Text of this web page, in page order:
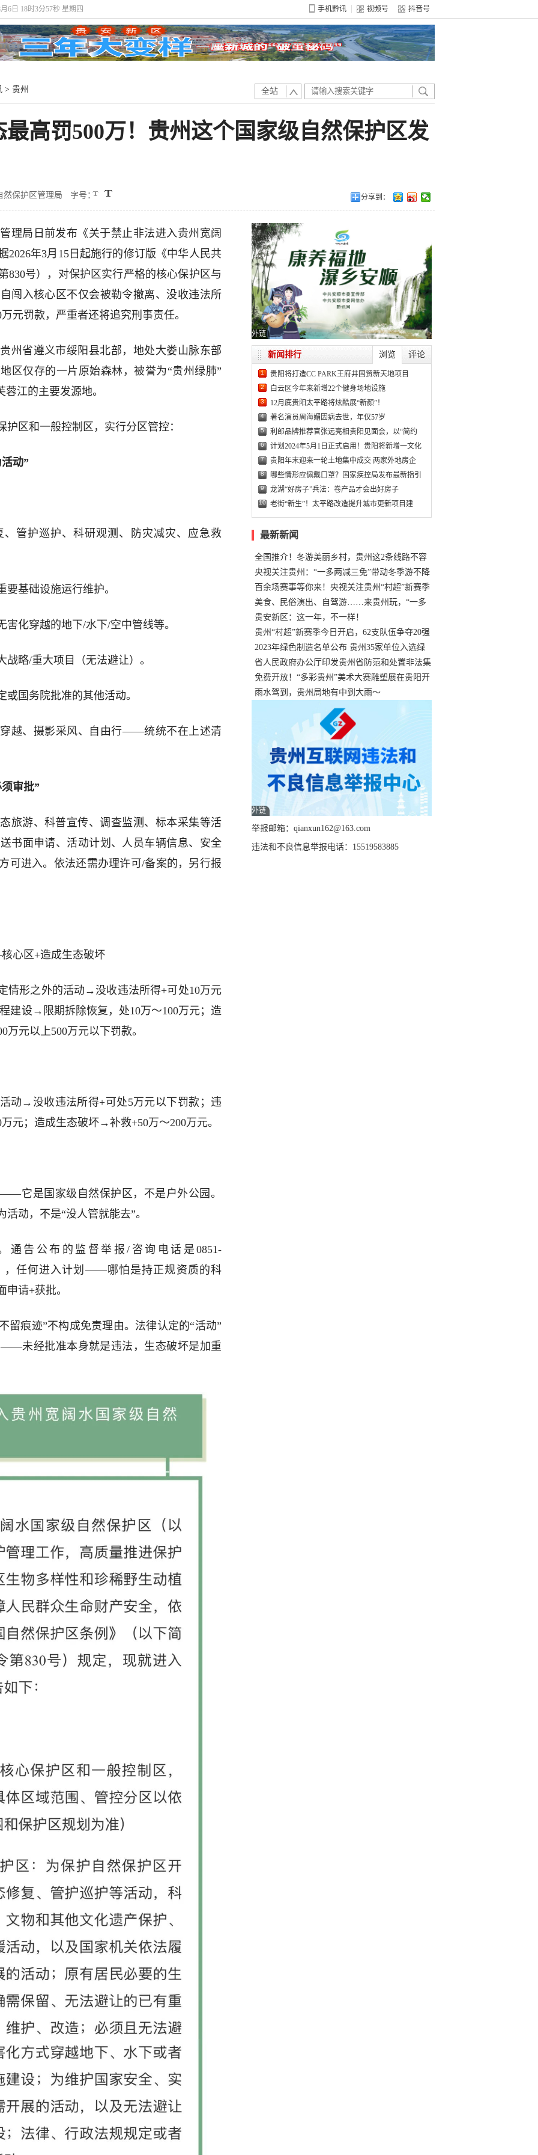
6日 18时3分58秒 星期四 手机黔讯 视频号 抖音号
> 贵州 全站
高罚500万！贵州这个国家级自然保护区发
然保护区管理局 字号： 分享到：
理局日前发布《关于禁止非法进入贵州宽阔
2026年3月15日起施行的修订版《中华人民共
830号），对保护区实行严格的核心保护区与
闯入核心区不仅会被勒令撤离、没收违法所
元罚款，严重者还将追究刑事责任。
州省遵义市绥阳县北部，地处大娄山脉东部
区仅存的一片原始森林，被誉为“贵州绿肺”
江的主要发源地。
区和一般控制区，实行分区管控：
动”
管护巡护、科研观测、防灾减灾、应急救
基础设施运行维护。
化穿越的地下/水下/空中管线等。
略/重大项目（无法避让）。
国务院批准的其他活动。
越、摄影采风、自由行——统统不在上述清
审批”
旅游、科普宣传、调查监测、标本采集等活
书面申请、活动计划、人员车辆信息、安全
可进入。依法还需办理许可/备案的，另行报
心区+造成生态破坏
情形之外的活动→没收违法所得+可处10万元
建设→限期拆除恢复，处10万～100万元；造
元以上500万元以下罚款。
动→没收违法所得+可处5万元以下罚款；违
元；造成生态破坏→补救+50万～200万元。
它是国家级自然保护区，不是户外公园。
动，不是“没人管就能去”。
通告公布的监督举报/咨询电话是0851-
，任何进入计划——哪怕是持正规资质的科
请+获批。
留痕迹”不构成免责理由。法律认定的“活动”
未经批准本身就是违法，生态破坏是加重
外链
浏览 评论
新闻排行
1 贵阳将打造CC PARK王府井国贸新天地项目
2 白云区今年来新增22个健身场地设施
3 12月底贵阳太平路将炫酷展“新颜”！
4 著名演员周海媚因病去世，年仅57岁
5 利郎品牌推荐官张远亮相贵阳见面会，以“简约
6 计划2024年5月1日正式启用！贵阳将新增一文化
7 贵阳年末迎来一轮土地集中成交 两家外地房企
8 哪些情形应佩戴口罩？国家疾控局发布最新指引
9 龙湖“好房子”兵法：卷产品才会出好房子
10 老街“新生”！太平路改造提升城市更新项目建
最新新闻
全国推介！冬游美丽乡村，贵州这2条线路不容
错过
央视关注贵州：“一多两减三免”带动冬季游不降
温
百余场赛事等你来！央视关注贵州“村超”新赛季
正式“打响”
美食、民俗演出、自驾游……来贵州玩，“一多
两减三免”！
贵安新区：这一年，不一样！
贵州“村超”新赛季今日开启，62支队伍争夺20强
名额
2023年绿色制造名单公布 贵州35家单位入选绿
色工厂
省人民政府办公厅印发贵州省防范和处置非法集
资工作实施细则
免费开放！“多彩贵州”美术大赛雕塑展在贵阳开
展，持续至1月19日
雨水驾到，贵州局地有中到大雨～
外链
举报邮箱：qianxun162@163.com
违法和不良信息举报电话：15519583885